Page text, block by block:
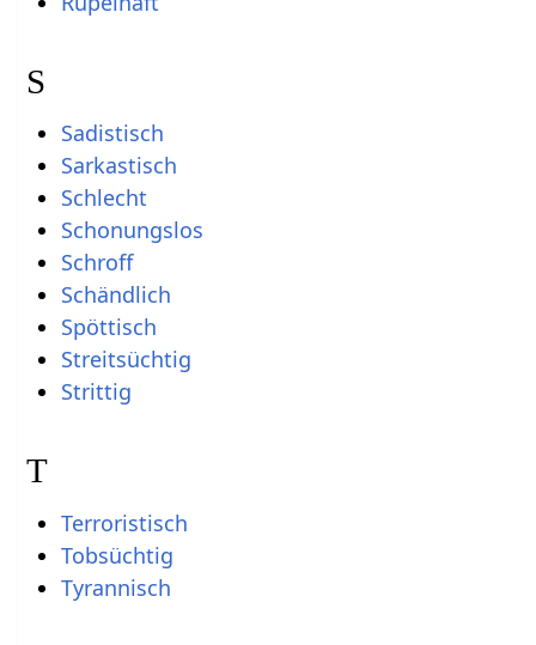
S
Sadistisch
Sarkastisch
Schlecht
Schonungslos
Schroff
Schändlich
Spöttisch
Streitsüchtig
Strittig
T
Terroristisch
Tobsüchtig
Tyrannisch